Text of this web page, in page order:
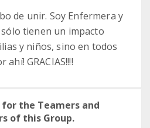
de unir. Soy Enfermera y
tienen un impacto
y niños, sino en todos
GRACIAS!!!!
the Teamers and
of this Group.